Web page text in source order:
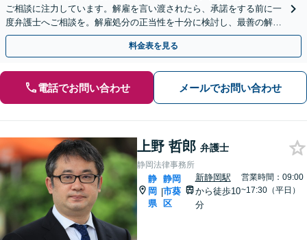
ご相談に注力しています。解雇を言い渡されたら、承諾をする前に一
度弁護士へご相談を。解雇処分の正当性を十分に検討し、最善の解決
を図ります【初回相談無料】【電話／Zoom相談OK】
料金表を見る
電話でお問い合わせ メールでお問い合わせ
上野 哲郎 弁護士
静岡法律事務所
静
岡
県
|
静岡
市葵
区
新静岡駅
から徒歩10
分
営業時間：09:00
~17:30（平日）